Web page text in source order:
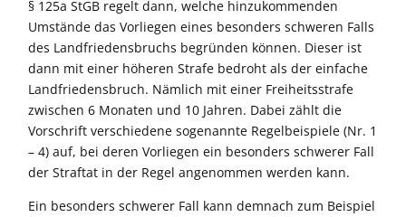
§ 125a StGB regeltdann,welche hinzukommenden
Umständedas Vorliegen eines besonders schweren Falls
des Landfriedensbruchs begründen können. Dieser ist
dann mit einer höheren Strafe bedroht als der einfache
Landfriedensbruch. Nämlich mit einer Freiheitsstrafe
zwischen 6 Monaten und 10 Jahren. Dabei zählt die
Vorschrift verschiedenesogenannte Regelbeispiele (Nr. 1
– 4) auf, bei deren Vorliegen ein besonders schwerer Fall
der Straftat in der Regel angenommenwerden kann.
Ein besonders schwerer Fall kann demnach zum Beispiel